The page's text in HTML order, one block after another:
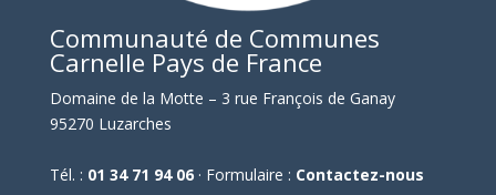
Communauté de Communes
Carnelle Pays de France
Domaine de la Motte – 3 rue François de Ganay
95270 Luzarches
Tél. : 01 34 71 94 06· Formulaire : Contactez-nous